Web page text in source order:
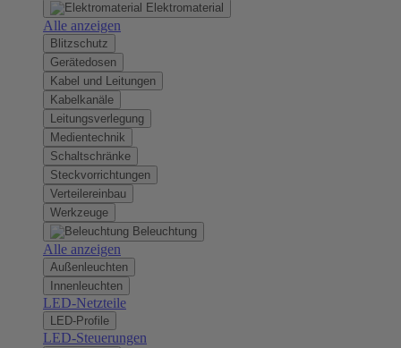
Elektromaterial
Alle anzeigen
Blitzschutz
Gerätedosen
Kabel und Leitungen
Kabelkanäle
Leitungsverlegung
Medientechnik
Schaltschränke
Steckvorrichtungen
Verteilereinbau
Werkzeuge
Beleuchtung
Alle anzeigen
Außenleuchten
Innenleuchten
LED-Netzteile
LED-Profile
LED-Steuerungen